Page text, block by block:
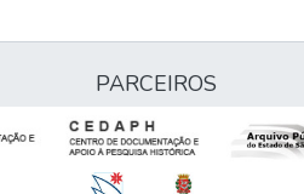
PARCEIROS